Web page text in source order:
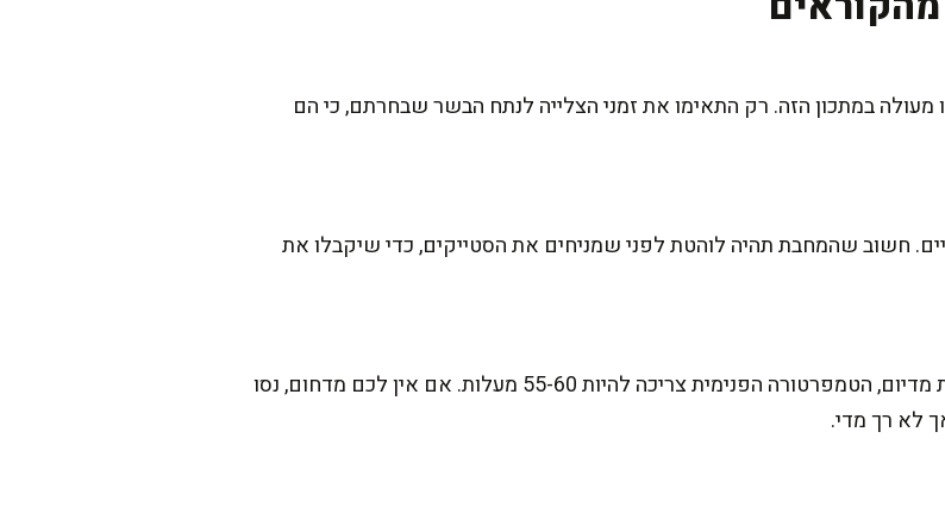
מעולה במתכון הזה. רק התאימו את זמני הצלייה לנתח הבשר שבחרתם, כי הם
חשוב שהמחבת תהיה לוהטת לפני שמניחים את הסטייקים, כדי שיקבלו את
הדרך הכי טובה היא שימוש במדחום בשר. לדרגת מדיום, הטמפרטורה הפנימית צריכה להיות 55-60 מעלות. אם אין לכם מדחום, נסו
לא רך מדי.